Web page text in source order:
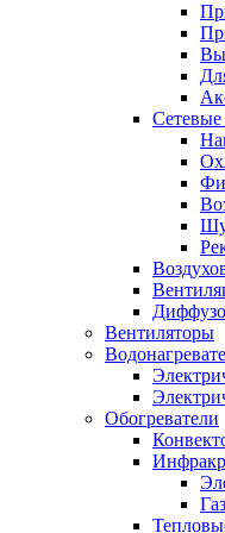
Вентиляторы
Обогреватели